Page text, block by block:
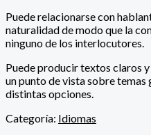
Puede relacionarse con
naturalidad de modo que la
ninguno de los interlocutores.
Puede producir textos claros
un punto de vista sobre temas
distintas opciones.
Categoría: Idiomas